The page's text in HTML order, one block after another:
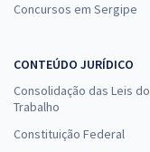
Concursos em Sergipe
CONTEÚDO JURÍDICO
Consolidação das Leis do
Trabalho
Constituição Federal